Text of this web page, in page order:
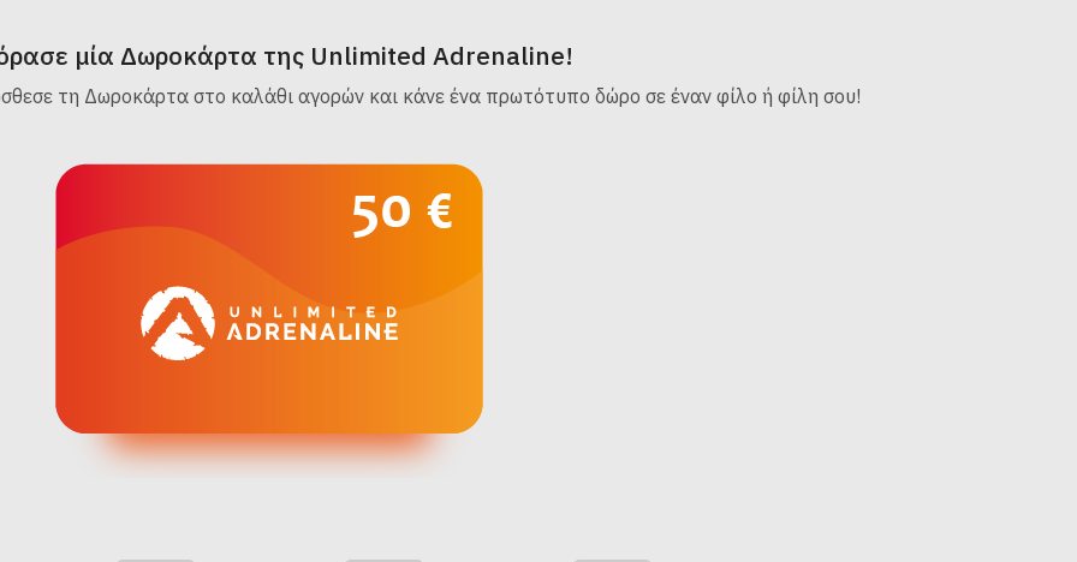
μία Δωροκάρτα της Unlimited Adrenaline!
τη Δωροκάρτα στο καλάθι αγορών και κάνε ένα πρωτότυπο δώρο σε έναν φίλο ή φίλη σου!